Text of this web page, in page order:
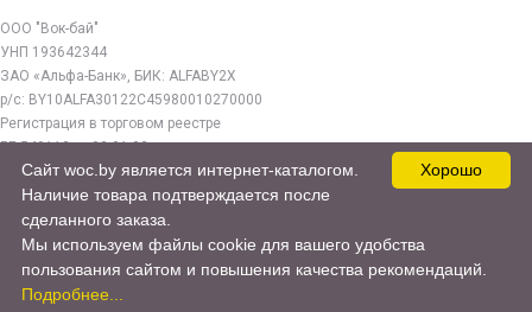
ООО "Вок-бай"
УНП 193642344
ЗАО «Альфа-Банк», БИК: ALFABY2X
р/с: BY10ALFA30122C45980010270000
Регистрация в торговом реестре
РБ 549112 от 03.01.23г.
Юр. адрес:
220140, г. Минск, ул. Бурдейного 22, оф.212
woc.by@yandex.by
© 2017—2026 WOC.BY
Хорошо
Сайт woc.by является интернет-каталогом.
Наличие товара подтверждается после
сделанного заказа.
Мы используем файлы cookie для вашего удобства
пользования сайтом и повышения качества рекомендаций.
Подробнее...